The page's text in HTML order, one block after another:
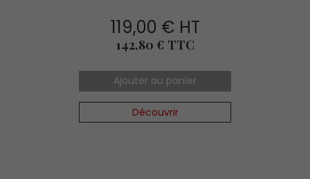
119,00 € HT
Prix
142,80 € TTC
Ajouter au panier
Découvrir